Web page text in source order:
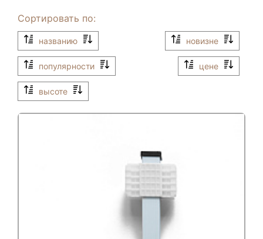
Сортировать по:
названию новизне
популярности цене
высоте